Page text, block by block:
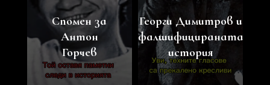
Спомен за
Антон
Горчев
Георги Димитров и
фалшифицираната
история